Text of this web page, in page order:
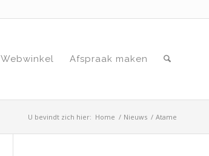
Webwinkel Afspraak maken
U bevindt zich hier: Home / Nieuws / Atame